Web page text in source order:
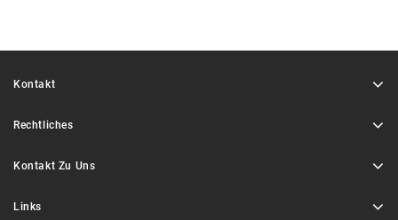
Kontakt
Rechtliches
Kontakt Zu Uns
Links